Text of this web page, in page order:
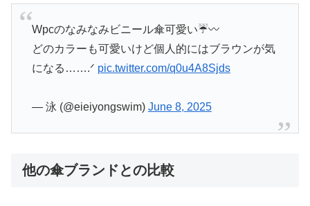
Wpcのなみなみビニール傘可愛い☔️〰️
どのカラーも可愛いけど個人的にはブラウンが気
になる…….ᐟ pic.twitter.com/q0u4A8Sjds
— 泳 (@eieiyongswim) June 8, 2025
他の傘ブランドとの比較